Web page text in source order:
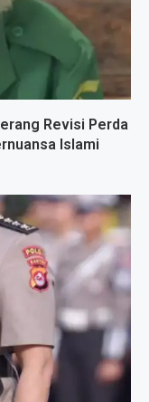
Revisi Perda
Islami